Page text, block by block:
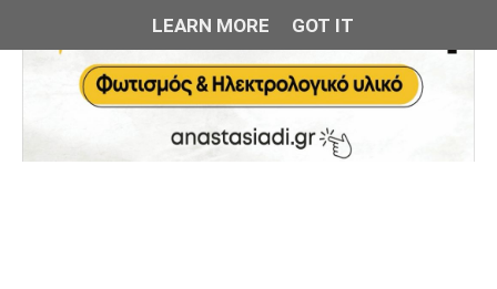
LEARN MORE GOT IT